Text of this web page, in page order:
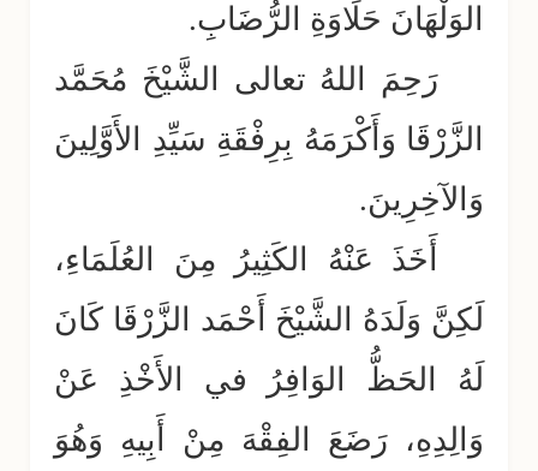
الوَلْهَانَ حَلَاوَةِ الرُّضَابِ.
رَحِمَ اللهُ تعالى الشَّيْخَ مُحَمَّد
الزَّرْقَا وَأَكْرَمَهُ بِرِفْقَةِ سَيِّدِ الأَوَّلِينَ
وَالآخِرِينَ.
أَخَذَ عَنْهُ الكَثِيرُ مِنَ العُلَمَاءِ،
لَكِنَّ وَلَدَهُ الشَّيْخَ أَحْمَد الزَّرْقَا كَانَ
لَهُ الحَظُّ الوَافِرُ في الأَخْذِ عَنْ
وَالِدِهِ، رَضَعَ الفِقْهَ مِنْ أَبِيهِ وَهُوَ